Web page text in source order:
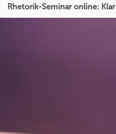
Rhetorik-Seminar online: